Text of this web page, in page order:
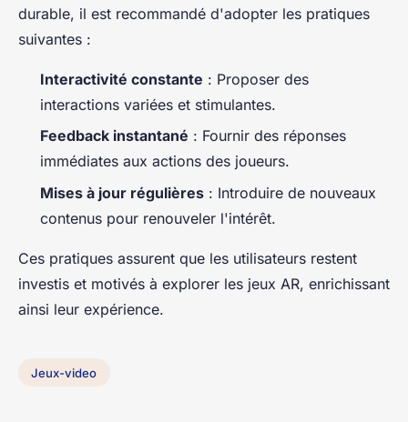
durable, il est recommandé d'adopter les pratiques
suivantes :
Interactivité constante : Proposer des
interactions variées et stimulantes.
Feedback instantané : Fournir des réponses
immédiates aux actions des joueurs.
Mises à jour régulières : Introduire de nouveaux
contenus pour renouveler l'intérêt.
Ces pratiques assurent que les utilisateurs restent
investis et motivés à explorer les jeux AR, enrichissant
ainsi leur expérience.
Jeux-video